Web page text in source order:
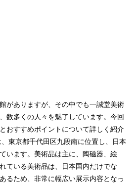
がありますが、その中でも一誠堂美術
数多くの人々を魅了しています。今回
おすすめポイントについて詳しく紹介
東京都千代田区九段南に位置し、日本
います。美術品は主に、陶磁器、絵
ている美術品は、日本国内だけでな
るため、非常に幅広い展示内容となっ